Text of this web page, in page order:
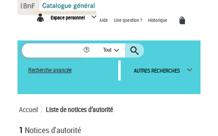
Espace personnel Aide Une question ? Historique
Tout
Recherche avancée AUTRES RECHERCHES
Accueil Liste de notices d’autorité
1 Notices d'autorité
Panneau de gestion des cookies